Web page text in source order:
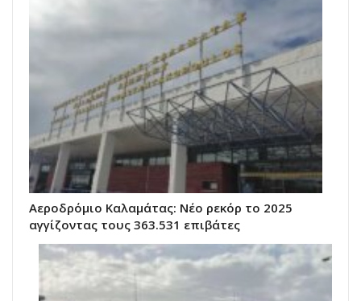
Αεροδρόμιο Καλαμάτας: Νέο ρεκόρ το 2025
αγγίζοντας τους 363.531 επιβάτες